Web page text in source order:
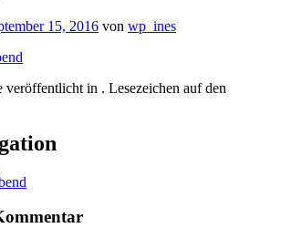
15, 2016 von wp_ines
veröffentlicht in . Lesezeichen auf den